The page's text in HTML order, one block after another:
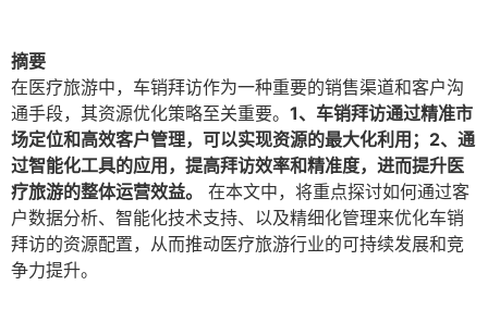
摘要
在医疗旅游中，车销拜访作为一种重要的销售渠道和客户沟
通手段，其资源优化策略至关重要。 1、车销拜访通过精准市
场定位和高效客户管理，可以实现资源的最大化利用；2、通
过智能化工具的应用，提高拜访效率和精准度，进而提升医
疗旅游的整体运营效益。
在本文中，将重点探讨如何通过客
户数据分析、智能化技术支持、以及精细化管理来优化车销
拜访的资源配置，从而推动医疗旅游行业的可持续发展和竞
争力提升。